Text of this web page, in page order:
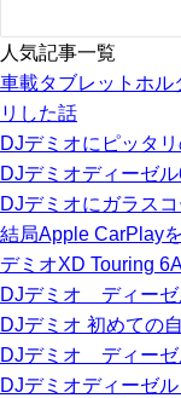
人気記事一覧
車載タブレットホル
リした話
DJデミオにピッタ
DJデミオディーゼ
DJデミオにガラス
結局Apple CarPlay
デミオXD Touring
DJデミオ ディー
DJデミオ 初めての
DJデミオ ディー
DJデミオディーゼ